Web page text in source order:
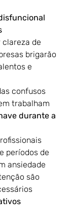
clareza de
brigarão
e
confusos
trabalham
durante a
períodos de
ansiedade
são